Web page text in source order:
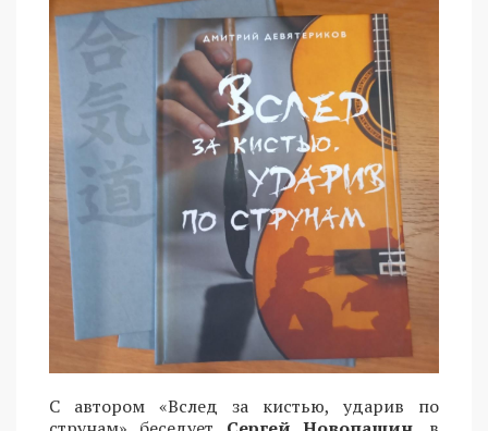
С автором «Вслед за кистью, ударив по